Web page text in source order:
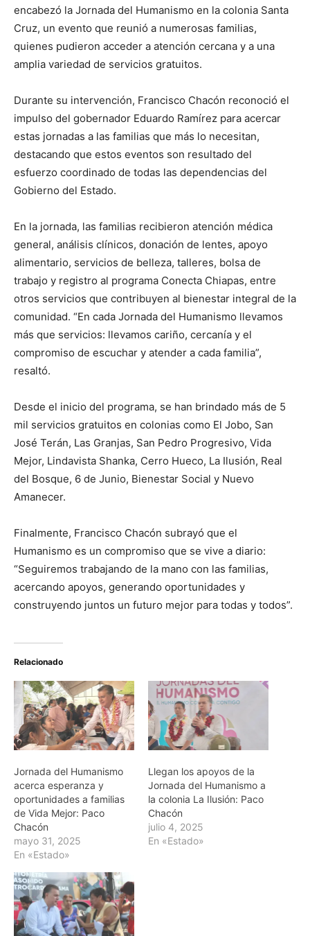
encabezó la Jornada del Humanismo en la colonia Santa
Cruz, un evento que reunió a numerosas familias,
quienes pudieron acceder a atención cercana y a una
amplia variedad de servicios gratuitos.
Durante su intervención, Francisco Chacón reconoció el
impulso del gobernador Eduardo Ramírez para acercar
estas jornadas a las familias que más lo necesitan,
destacando que estos eventos son resultado del
esfuerzo coordinado de todas las dependencias del
Gobierno del Estado.
En la jornada, las familias recibieron atención médica
general, análisis clínicos, donación de lentes, apoyo
alimentario, servicios de belleza, talleres, bolsa de
trabajo y registro al programa Conecta Chiapas, entre
otros servicios que contribuyen al bienestar integral de la
comunidad. “En cada Jornada del Humanismo llevamos
más que servicios: llevamos cariño, cercanía y el
compromiso de escuchar y atender a cada familia”,
resaltó.
Desde el inicio del programa, se han brindado más de 5
mil servicios gratuitos en colonias como El Jobo, San
José Terán, Las Granjas, San Pedro Progresivo, Vida
Mejor, Lindavista Shanka, Cerro Hueco, La Ilusión, Real
del Bosque, 6 de Junio, Bienestar Social y Nuevo
Amanecer.
Finalmente, Francisco Chacón subrayó que el
Humanismo es un compromiso que se vive a diario:
“Seguiremos trabajando de la mano con las familias,
acercando apoyos, generando oportunidades y
construyendo juntos un futuro mejor para todas y todos”.
Relacionado
Jornada del Humanismo
acerca esperanza y
oportunidades a familias
de Vida Mejor: Paco
Chacón
mayo 31, 2025
En «Estado»
Llegan los apoyos de la
Jornada del Humanismo a
la colonia La Ilusión: Paco
Chacón
julio 4, 2025
En «Estado»